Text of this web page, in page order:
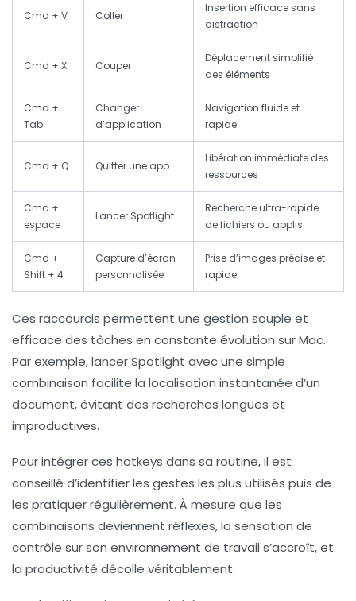
Cmd + V Coller
Insertion efficace sans
distraction
Cmd + X Couper
Déplacement simplifié
des éléments
Cmd +
Tab
Changer
d’application
Navigation fluide et
rapide
Cmd + Q Quitter une app
Libération immédiate des
ressources
Cmd +
espace
Lancer Spotlight
Recherche ultra-rapide
de fichiers ou applis
Cmd +
Shift + 4
Capture d’écran
personnalisée
Prise d’images précise et
rapide
Ces raccourcis permettent une gestion souple et
efficace des tâches en constante évolution sur Mac.
Par exemple, lancer Spotlight avec une simple
combinaison facilite la localisation instantanée d’un
document, évitant des recherches longues et
improductives.
Pour intégrer ces hotkeys dans sa routine, il est
conseillé d’identifier les gestes les plus utilisés puis de
les pratiquer régulièrement. À mesure que les
combinaisons deviennent réflexes, la sensation de
contrôle sur son environnement de travail s’accroît, et
la productivité décolle véritablement.